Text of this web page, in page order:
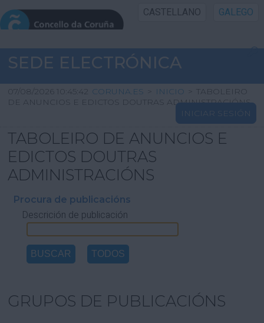
CASTELLANO GALEGO
INICIO SEDE
INICIO
INFORMACIÓN PÚBLICA
CARTAFOL CIDADÁN
UTILIDADES
AXUDA
SEDE ELECTRÓNICA
07/08/2026 10:45:42 CORUNA.ES > INICIO > TABOLEIRO
DE ANUNCIOS E EDICTOS DOUTRAS ADMINISTRACIÓNS
INICIAR SESIÓN
TABOLEIRO DE ANUNCIOS E
EDICTOS DOUTRAS
ADMINISTRACIÓNS
Procura de publicacións
Descrición de publicación
GRUPOS DE PUBLICACIÓNS